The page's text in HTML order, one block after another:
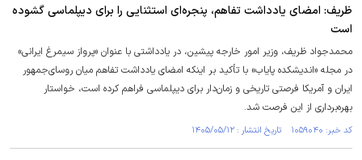
ظریف: امضای یادداشت تفاهم، پنجره‌ای استثنایی را برای دیپلماسی گشوده
است
محمدجواد ظریف، وزیر امور خارجه پیشین، در یادداشتی با عنوان «پرواز سیمرغ ایرانی»
در مجله «اندیشکده پایاب» با تأکید بر اینکه امضای یادداشت تفاهم میان روسای‌جمهور
ایران و آمریکا فرصتی تاریخی و زمان‌دار برای دیپلماسی فراهم کرده است، خواستار
بهره‌برداری از این فرصت شد.
کد خبر: ۱۰۵۹۰۴۰ تاریخ انتشار : ۱۴۰۵/۰۵/۱۲